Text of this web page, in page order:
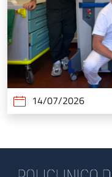
14/07/2026